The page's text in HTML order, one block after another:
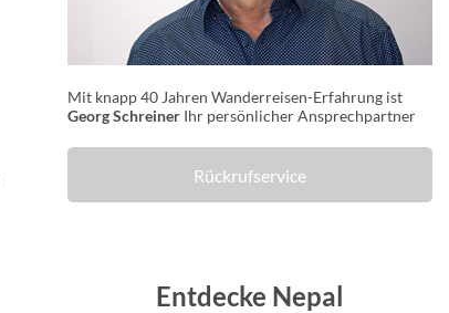
Mit knapp 40 Jahren Wanderreisen-Erfahrung ist
Georg Schreiner Ihr persönlicher Ansprechpartner
Rückrufservice
Entdecke Nepal